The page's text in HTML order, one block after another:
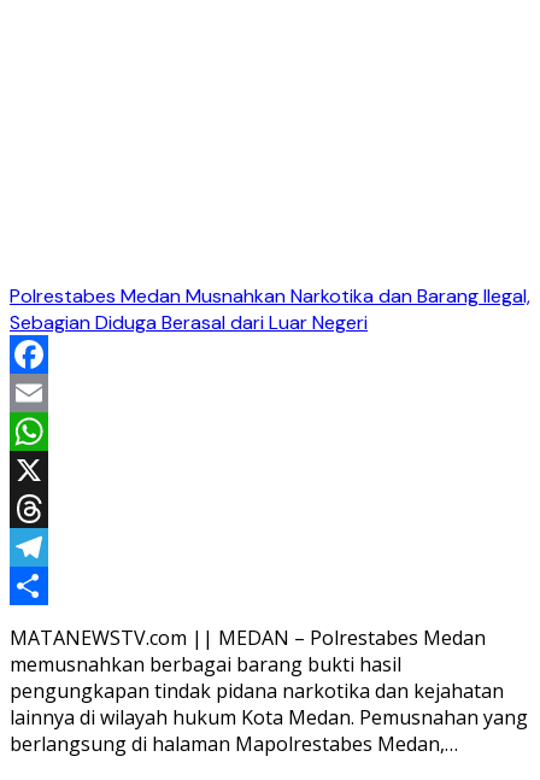
Polrestabes Medan Musnahkan Narkotika dan Barang Ilegal,
Sebagian Diduga Berasal dari Luar Negeri
Facebook
Email
WhatsApp
X
Threads
Telegram
Share
MATANEWSTV.com || MEDAN – Polrestabes Medan
memusnahkan berbagai barang bukti hasil
pengungkapan tindak pidana narkotika dan kejahatan
lainnya di wilayah hukum Kota Medan. Pemusnahan yang
berlangsung di halaman Mapolrestabes Medan,…